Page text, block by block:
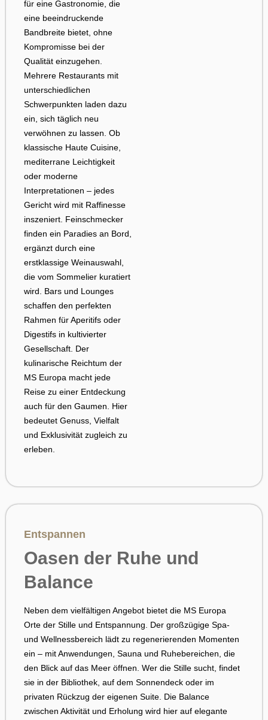
für eine Gastronomie, die
eine beeindruckende
Bandbreite bietet, ohne
Kompromisse bei der
Qualität einzugehen.
Mehrere Restaurants mit
unterschiedlichen
Schwerpunkten laden dazu
ein, sich täglich neu
verwöhnen zu lassen. Ob
klassische Haute Cuisine,
mediterrane Leichtigkeit
oder moderne
Interpretationen – jedes
Gericht wird mit Raffinesse
inszeniert. Feinschmecker
finden ein Paradies an Bord,
ergänzt durch eine
erstklassige Weinauswahl,
die vom Sommelier kuratiert
wird. Bars und Lounges
schaffen den perfekten
Rahmen für Aperitifs oder
Digestifs in kultivierter
Gesellschaft. Der
kulinarische Reichtum der
MS Europa macht jede
Reise zu einer Entdeckung
auch für den Gaumen. Hier
bedeutet Genuss, Vielfalt
und Exklusivität zugleich zu
erleben.
Entspannen
Oasen der Ruhe und
Balance
Neben dem vielfältigen Angebot bietet die MS Europa
Orte der Stille und Entspannung. Der großzügige Spa-
und Wellnessbereich lädt zu regenerierenden Momenten
ein – mit Anwendungen, Sauna und Ruhebereichen, die
den Blick auf das Meer öffnen. Wer die Stille sucht, findet
sie in der Bibliothek, auf dem Sonnendeck oder im
privaten Rückzug der eigenen Suite. Die Balance
zwischen Aktivität und Erholung wird hier auf elegante